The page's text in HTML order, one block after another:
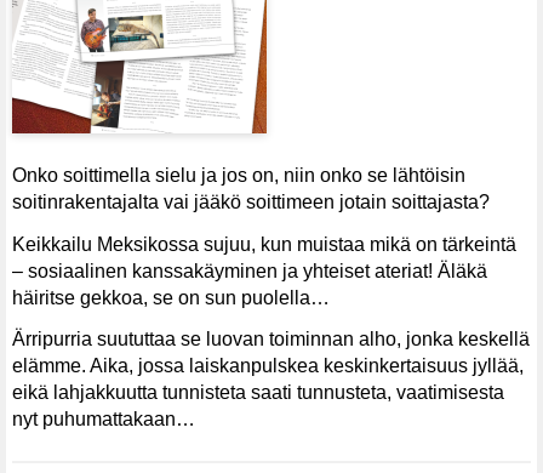
Onko soittimella sielu ja jos on, niin onko se lähtöisin
soitinrakentajalta vai jääkö soittimeen jotain soittajasta?
Keikkailu Meksikossa sujuu, kun muistaa mikä on tärkeintä
– sosiaalinen kanssakäyminen ja yhteiset ateriat! Äläkä
häiritse gekkoa, se on sun puolella…
Ärripurria suututtaa se luovan toiminnan alho, jonka keskellä
elämme. Aika, jossa laiskanpulskea keskinkertaisuus jyllää,
eikä lahjakkuutta tunnisteta saati tunnusteta, vaatimisesta
nyt puhumattakaan…